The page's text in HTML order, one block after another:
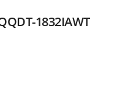
1832IAWT